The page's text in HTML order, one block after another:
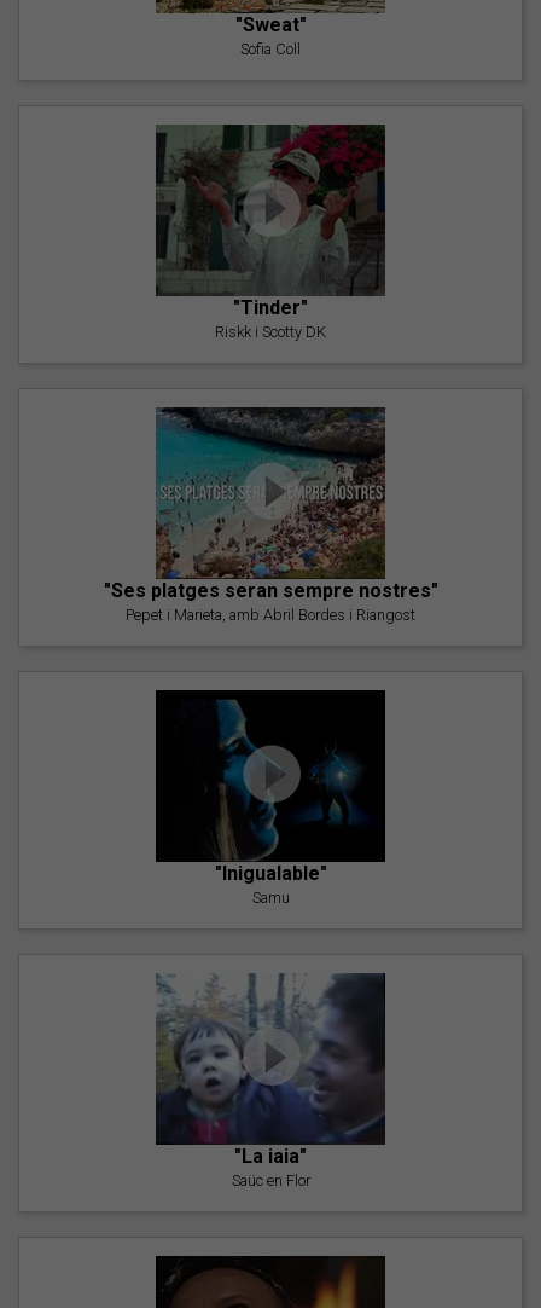
"Sweat"
Sofia Coll
"Tinder"
Riskk i Scotty DK
"Ses platges seran sempre nostres"
Pepet i Marieta, amb Abril Bordes i Riangost
"Inigualable"
Samu
"La iaia"
Saüc en Flor